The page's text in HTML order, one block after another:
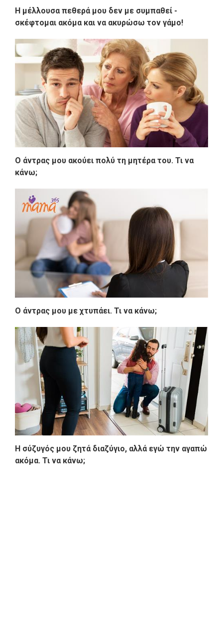
Η μέλλουσα πεθερά μου δεν με συμπαθεί -
σκέφτομαι ακόμα και να ακυρώσω τον γάμο!
Ο άντρας μου ακούει πολύ τη μητέρα του. Τι να
κάνω;
Ο άντρας μου με χτυπάει. Τι να κάνω;
Η σύζυγός μου ζητά διαζύγιο, αλλά εγώ την αγαπώ
ακόμα. Τι να κάνω;